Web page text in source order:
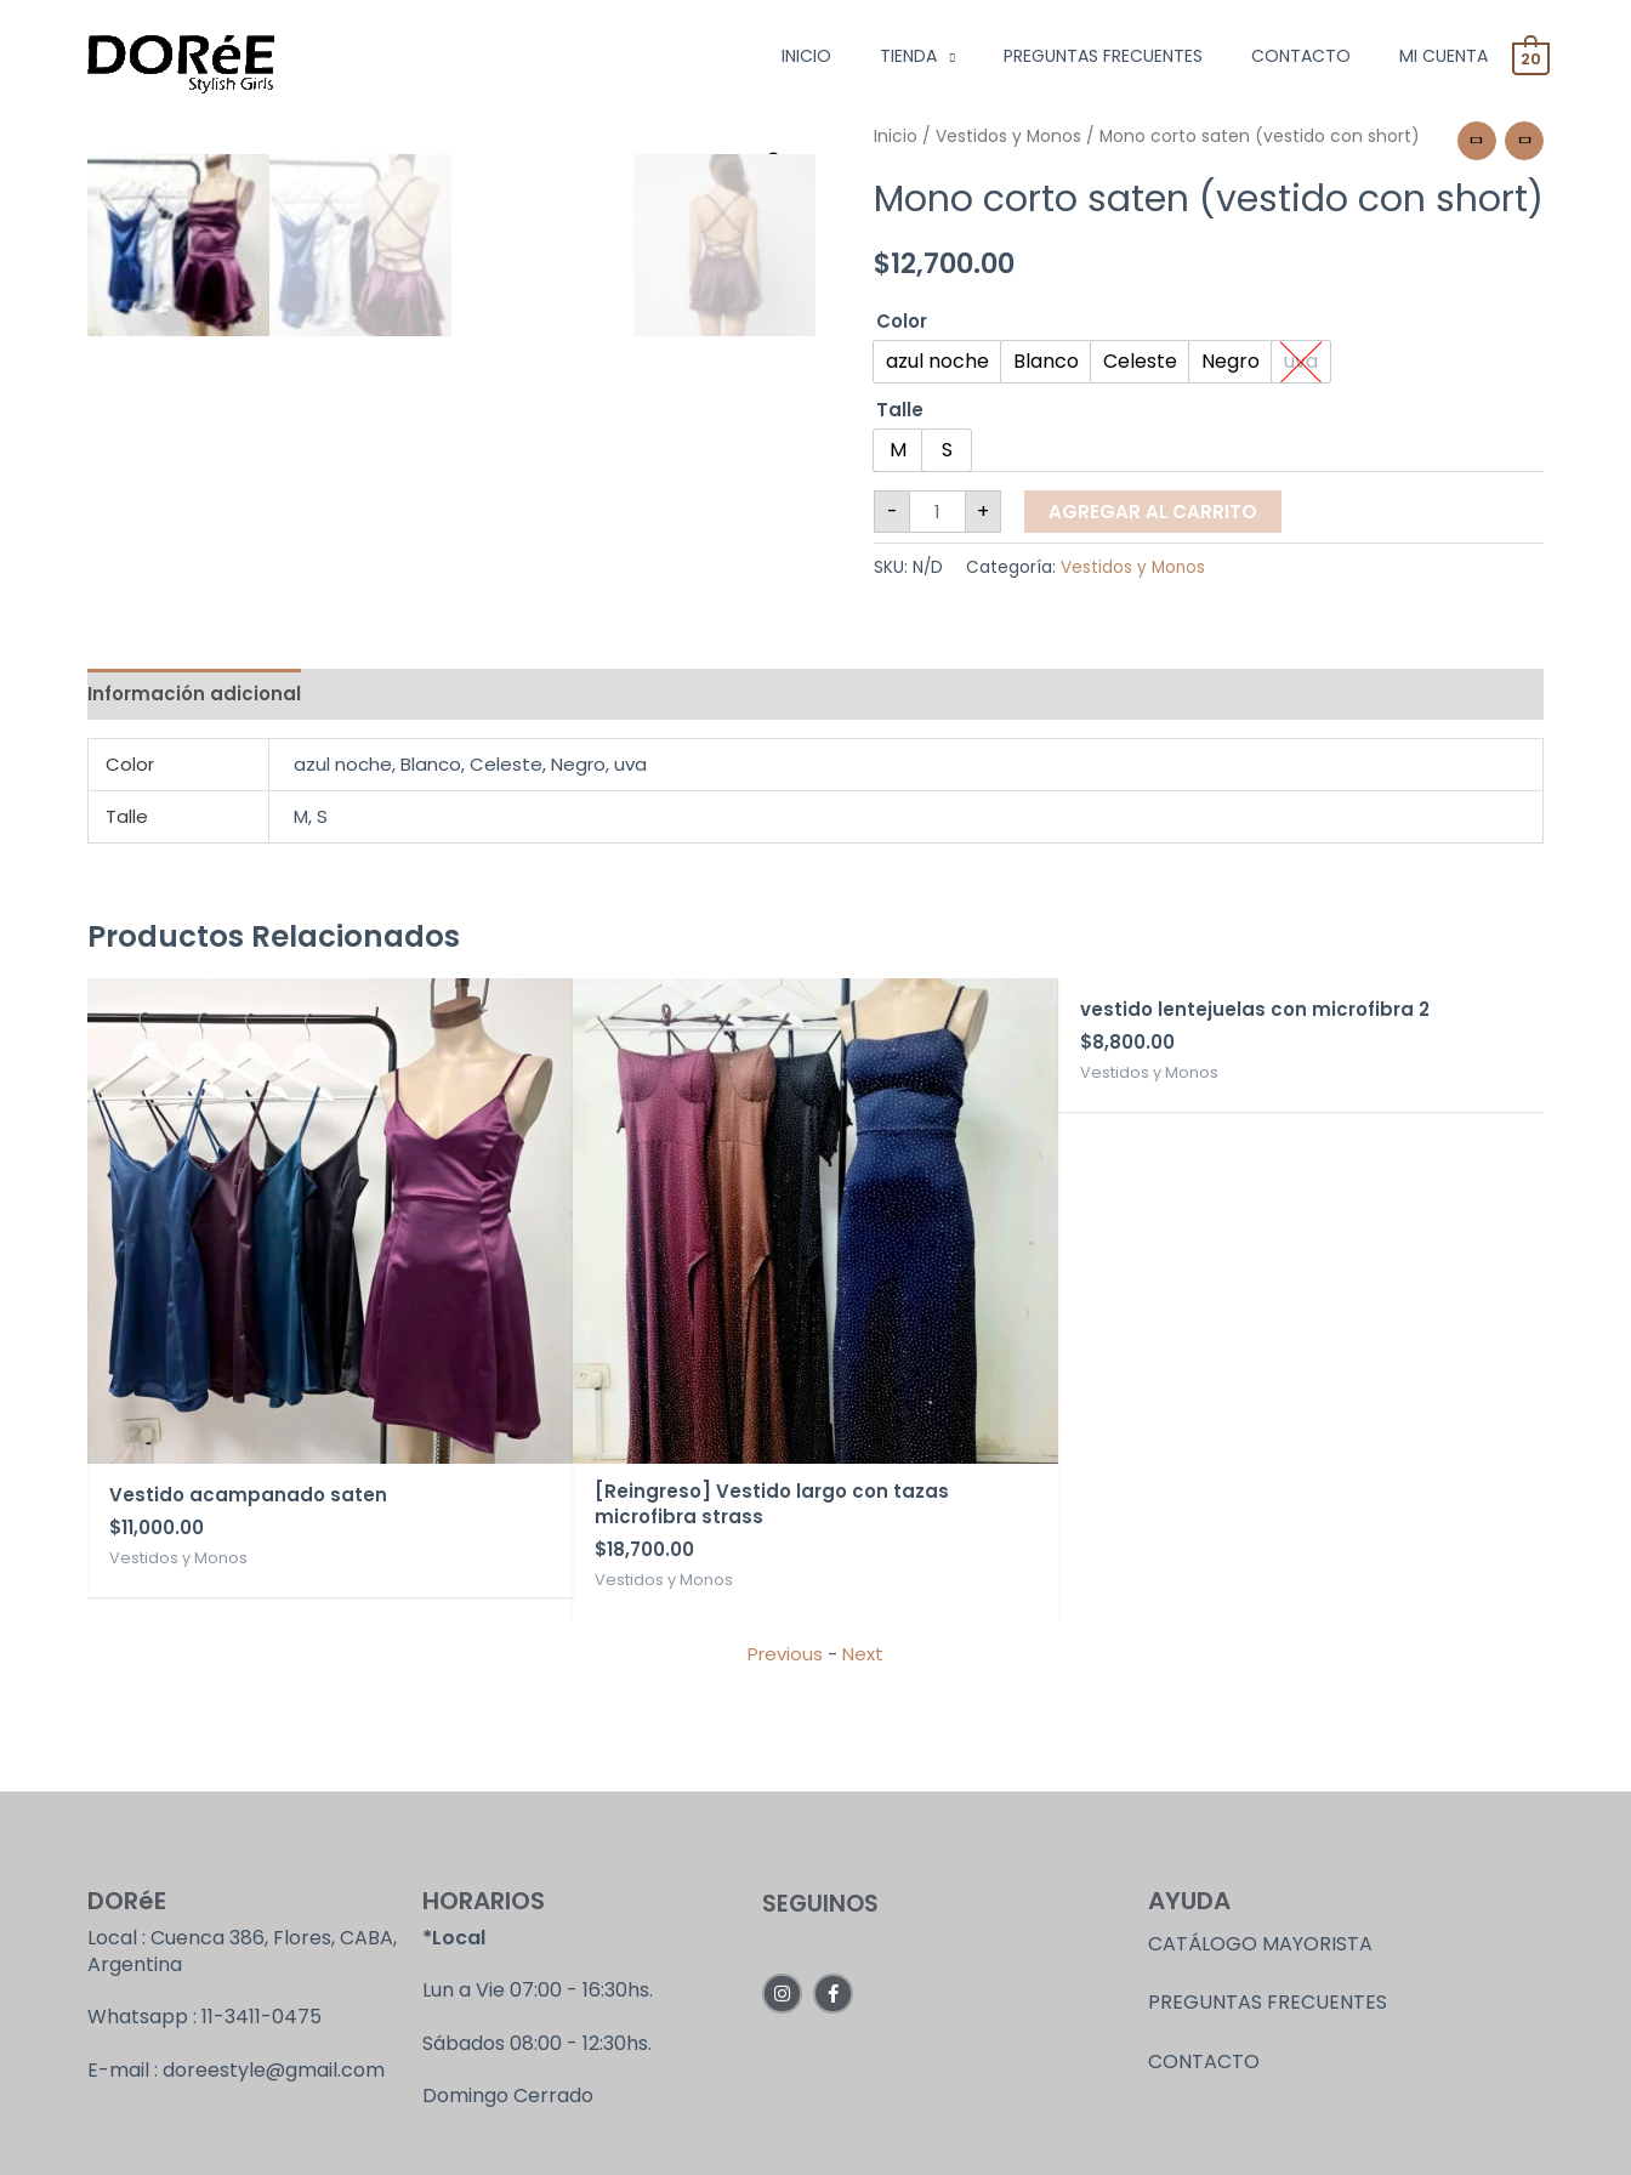
INICIO TIENDA PREGUNTAS FRECUENTES CONTACTO MI CUENTA 20
Inicio / Vestidos y Monos / Mono corto saten (vestido con short)
Mono corto saten (vestido con short)
$12,700.00
Color
azul noche Blanco Celeste Negro uva
Talle
M S
- + AGREGAR AL CARRITO
SKU: N/D Categoría: Vestidos y Monos
Información adicional
Color azul noche, Blanco, Celeste, Negro, uva
Talle M, S
Productos Relacionados
Vestido acampanado saten
$11,000.00
Vestidos y Monos
[Reingreso] Vestido largo con tazas
microfibra strass
$18,700.00
Vestidos y Monos
vestido lentejuelas con microfibra 2
$8,800.00
Vestidos y Monos
Previous - Next
DORéE
Local : Cuenca 386, Flores, CABA,
Argentina
Whatsapp : 11-3411-0475
E-mail : doreestyle@gmail.com
HORARIOS
*Local
Lun a Vie 07:00 - 16:30hs.
Sábados 08:00 - 12:30hs.
Domingo Cerrado
SEGUINOS AYUDA
CATÁLOGO MAYORISTA
PREGUNTAS FRECUENTES
CONTACTO